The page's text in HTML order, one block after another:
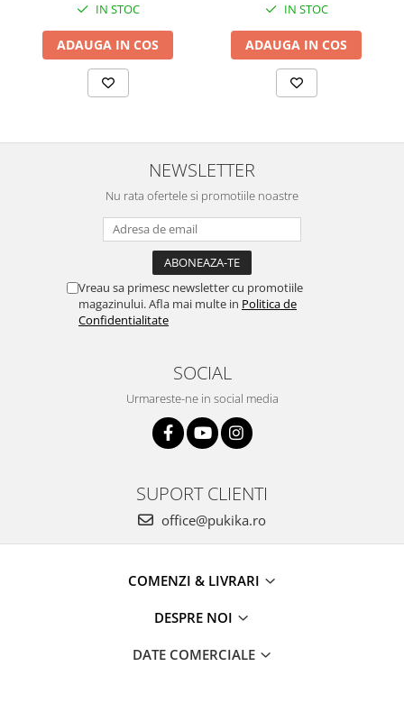
IN STOC
ADAUGA IN COS
IN STOC
ADAUGA IN COS
NEWSLETTER
Nu rata ofertele si promotiile noastre
Vreau sa primesc newsletter cu promotiile
magazinului. Afla mai multe in Politica de
Confidentialitate
SOCIAL
Urmareste-ne in social media
SUPORT CLIENTI
office@pukika.ro
COMENZI & LIVRARI
DESPRE NOI
DATE COMERCIALE